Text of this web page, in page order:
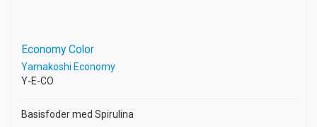
Economy Color
Yamakoshi Economy
Y-E-CO
Basisfoder med Spirulina